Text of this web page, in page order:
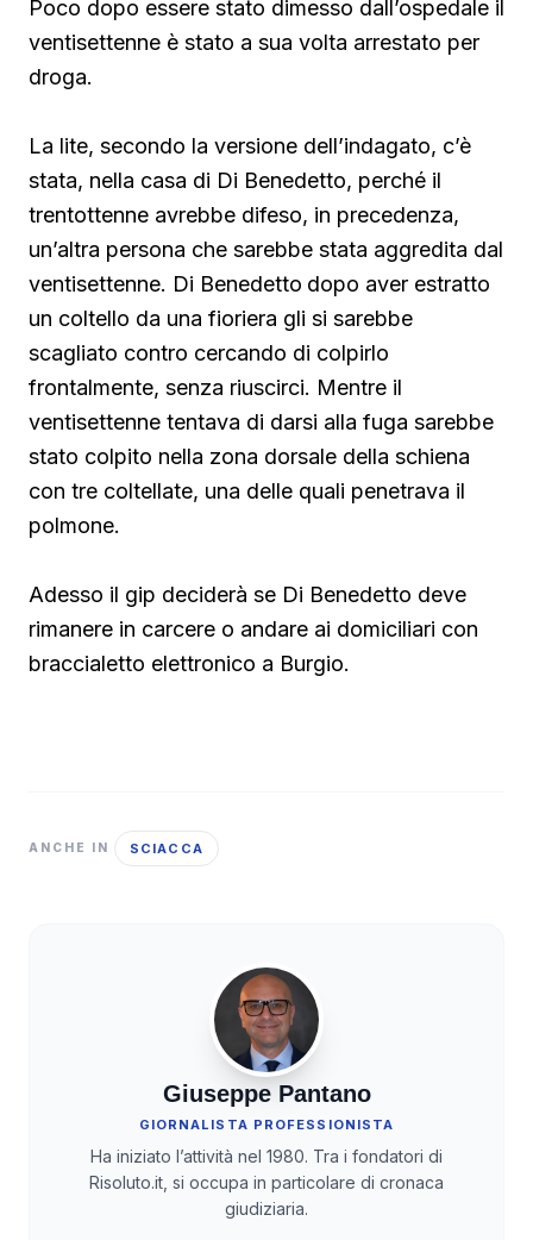
Poco dopo essere stato dimesso dall’ospedale il
ventisettenne è stato a sua volta arrestato per
droga.
La lite, secondo la versione dell’indagato, c’è
stata, nella casa di Di Benedetto, perché il
trentottenne avrebbe difeso, in precedenza,
un’altra persona che sarebbe stata aggredita dal
ventisettenne. Di Benedetto dopo aver estratto
un coltello da una fioriera gli si sarebbe
scagliato contro cercando di colpirlo
frontalmente, senza riuscirci. Mentre il
ventisettenne tentava di darsi alla fuga sarebbe
stato colpito nella zona dorsale della schiena
con tre coltellate, una delle quali penetrava il
polmone.
Adesso il gip deciderà se Di Benedetto deve
rimanere in carcere o andare ai domiciliari con
braccialetto elettronico a Burgio.
ANCHE IN SCIACCA
Giuseppe Pantano
GIORNALISTA PROFESSIONISTA
Ha iniziato l’attività nel 1980. Tra i fondatori di
Risoluto.it, si occupa in particolare di cronaca
giudiziaria.